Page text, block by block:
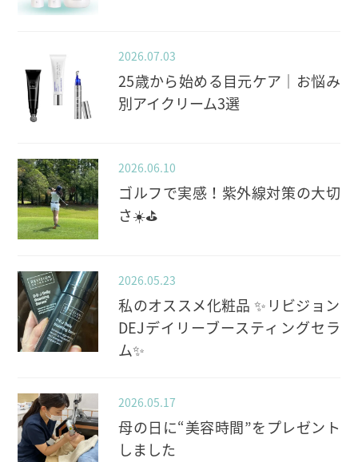
2026.07.03
25歳から始める目元ケア｜お悩み
別アイクリーム3選
2026.06.10
ゴルフで実感！紫外線対策の大切
さ☀️⛳️
2026.05.23
私のオススメ化粧品 ✨️リビジョン
DEJデイリーブースティングセラ
ム✨️
2026.05.17
母の日に“美容時間”をプレゼント
しました